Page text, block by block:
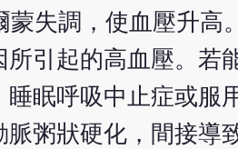
失調，使血壓升高。
引起的高血壓。若
眠呼吸中止症或服
粥狀硬化，間接導